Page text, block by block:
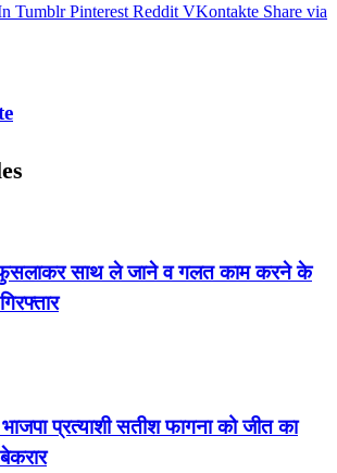
Tumblr Pinterest Reddit VKontakte Share via
फुसलाकर साथ ले जाने व गलत काम करने के
प्रत्याशी सतीश फागना को जीत का